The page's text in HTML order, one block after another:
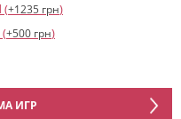
(+1235 грн)
+500 грн)
Blood Angels» (
ИГР